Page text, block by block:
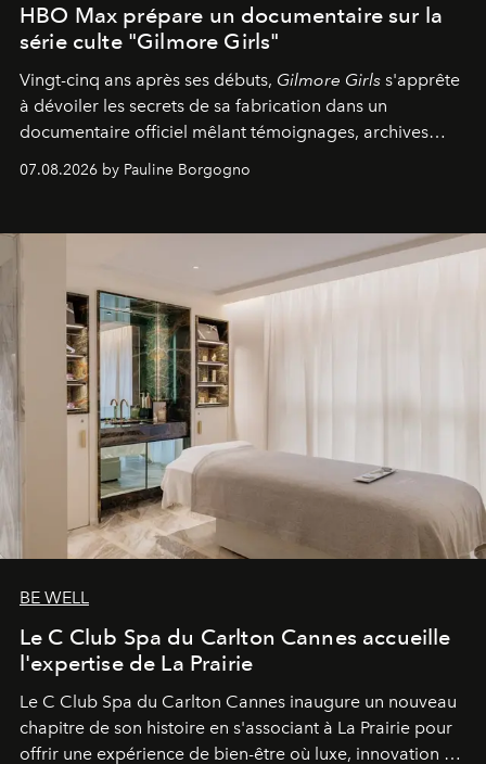
HBO Max prépare un documentaire sur la
série culte "Gilmore Girls"
Vingt-cinq ans après ses débuts, Gilmore Girls s'apprête
à dévoiler les secrets de sa fabrication dans un
documentaire officiel mêlant témoignages, archives
générationnel.
07.08.2026 by Pauline Borgogno
BE WELL
Le C Club Spa du Carlton Cannes accueille
l'expertise de La Prairie
Le C Club Spa du Carlton Cannes inaugure un nouveau
chapitre de son histoire en s'associant à La Prairie pour
offrir une expérience de bien-être où luxe, innovation et